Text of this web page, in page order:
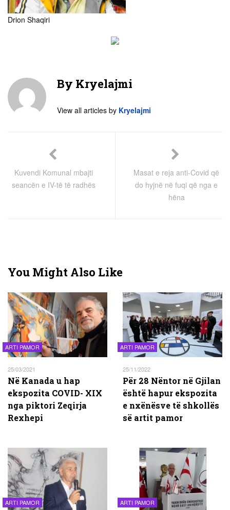
Drion Shaqiri
By Kryelajmi
View all articles by Kryelajmi
Kuvendi Komunal mbajti
seancën e IV-të të radhës
Masat e reja anti-Covid që
do hyjnë në fuqi që nga e
hëna
You Might Also Like
ARTI PAMOR
25/03/2021
Në Kanada u hap
ekspozita COVID- XIX
nga piktori Zeqirja
Rexhepi
ARTI PAMOR
25/11/2022
Për 28 Nëntor në Gjilan
është hapur ekspozita
e nxënësve të shkollës
së artit pamor
ARTI PAMOR ARTI PAMOR